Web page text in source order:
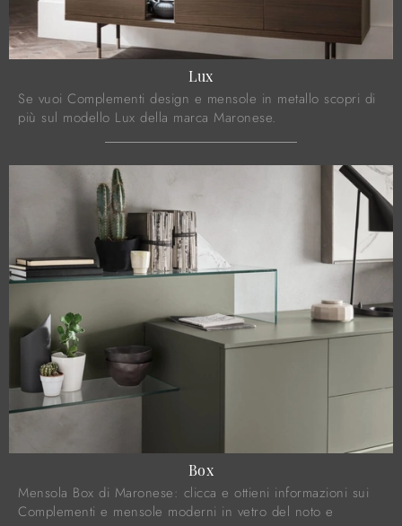
Lux
Se vuoi Complementi design e mensole in metallo scopri di
più sul modello Lux della marca Maronese.
Box
Mensola Box di Maronese: clicca e ottieni informazioni sui
Complementi e mensole moderni in vetro del noto e